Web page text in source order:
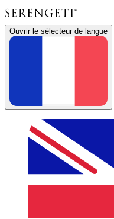
Ouvrir le sélecteur de langue